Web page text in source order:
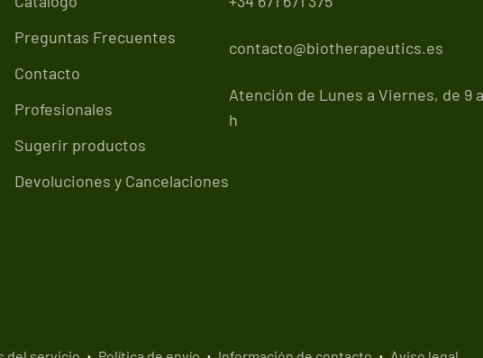
Preguntas Frecuentes
Contacto
Profesionales
Sugerir productos
Devoluciones y Cancelaciones
contacto@biotherapeutics.es
Atención de Lunes a Viernes, de 9
h